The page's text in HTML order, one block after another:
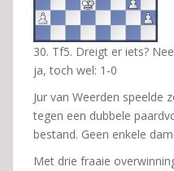
30. Tf5. Dreigt er iets?
ja, toch wel: 1-0
Jur van Weerden speelde
tegen een dubbele
bestand. Geen enkele
Met drie fraaie